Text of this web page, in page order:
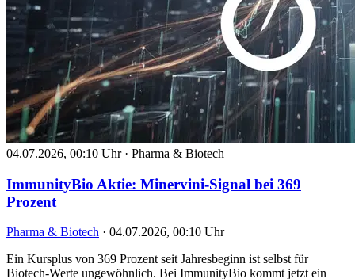
04.07.2026, 00:10 Uhr · Pharma & Biotech
ImmunityBio Aktie: Minervini-Signal bei 369
Prozent
Pharma & Biotech · 04.07.2026, 00:10 Uhr
Ein Kursplus von 369 Prozent seit Jahresbeginn ist selbst für
Biotech-Werte ungewöhnlich. Bei ImmunityBio kommt jetzt ein